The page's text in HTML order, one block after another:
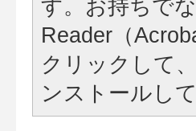
す。お持ちで
Reader（
クリックして
ンストールし